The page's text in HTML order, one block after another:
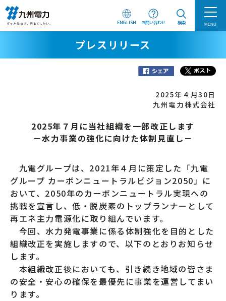
ENGLISH お問い合わせ 検索 MENU
プレスリリース
2025年４月30日
九州電力株式会社
2025年７月に当社組織を一部改正します
－水力事業の強化に向けた体制見直し－
九電グループは、2021年４月に策定した「九電
グループ カーボンニュートラルビジョン2050」に
おいて、2050年のカーボンニュートラル実現への
挑戦を宣言し、低・脱炭素のトップランナーとして
再エネ主力電源化に取り組んでいます。
今回、水力発電事業に係る体制強化を目的とした
組織改正を実施しますので、以下のとおりお知らせ
します。
本組織改正後においても、引き続き地域の皆さま
の安全・安心の確保を最優先に事業を運営してまい
ります。